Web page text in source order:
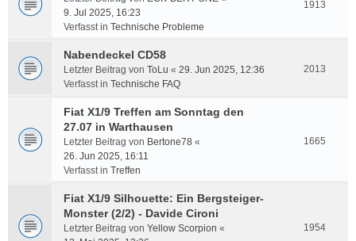
9. Jul 2025, 16:23
Verfasst in Technische Probleme
1913
Nabendeckel CD58
Letzter Beitrag von ToLu « 29. Jun 2025, 12:36
Verfasst in Technische FAQ
2013
Fiat X1/9 Treffen am Sonntag den
27.07 in Warthausen
Letzter Beitrag von Bertone78 «
26. Jun 2025, 16:11
Verfasst in Treffen
1665
Fiat X1/9 Silhouette: Ein Bergsteiger-
Monster (2/2) - Davide Cironi
Letzter Beitrag von Yellow Scorpion «
1954